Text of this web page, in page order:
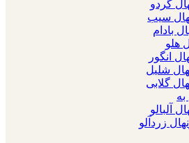
گردو
سیب
بادام
هلو
انگور
شلیل
گلابی
به
آلبالو
نهال زردآلو